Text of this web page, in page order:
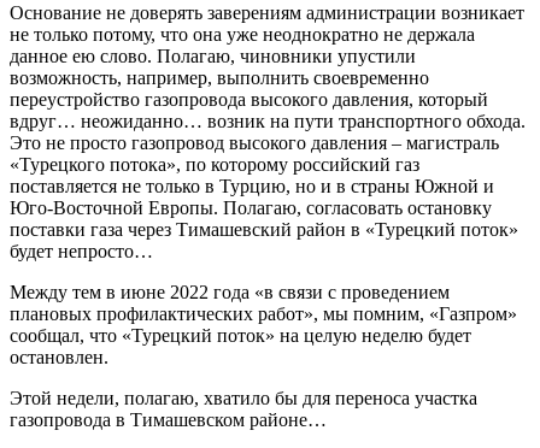
Основание не доверять заверениям администрации возникает
не только потому, что она уже неоднократно не держала
данное ею слово. Полагаю, чиновники упустили
возможность, например, выполнить своевременно
переустройство газопровода высокого давления, который
вдруг… неожиданно… возник на пути транспортного обхода.
Это не просто газопровод высокого давления – магистраль
«Турецкого потока», по которому российский газ
поставляется не только в Турцию, но и в страны Южной и
Юго-Восточной Европы. Полагаю, согласовать остановку
поставки газа через Тимашевский район в «Турецкий поток»
будет непросто…
Между тем в июне 2022 года «в связи с проведением
плановых профилактических работ», мы помним, «Газпром»
сообщал, что «Турецкий поток» на целую неделю будет
остановлен.
Этой недели, полагаю, хватило бы для переноса участка
газопровода в Тимашевском районе…